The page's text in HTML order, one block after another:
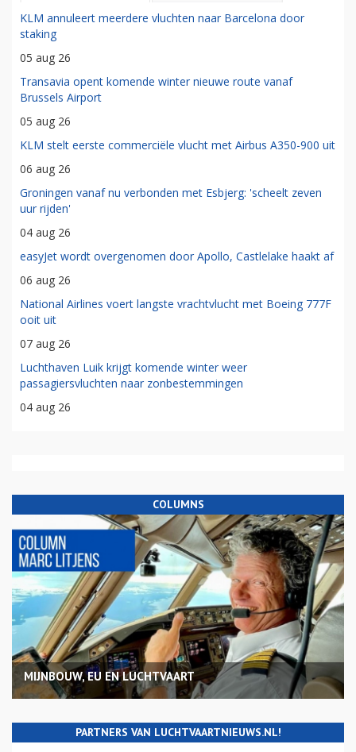
KLM annuleert meerdere vluchten naar Barcelona door
staking
05 aug 26
Transavia opent komende winter nieuwe route vanaf
Brussels Airport
05 aug 26
KLM stelt eerste commerciële vlucht met Airbus A350-900 uit
06 aug 26
Groningen vanaf nu verbonden met Esbjerg: 'scheelt zeven
uur rijden'
04 aug 26
easyJet wordt overgenomen door Apollo, Castlelake haakt af
06 aug 26
National Airlines voert langste vrachtvlucht met Boeing 777F
ooit uit
07 aug 26
Luchthaven Luik krijgt komende winter weer
passagiersvluchten naar zonbestemmingen
04 aug 26
COLUMNS
MIJNBOUW, EU EN LUCHTVAART
PARTNERS VAN LUCHTVAARTNIEUWS.NL!